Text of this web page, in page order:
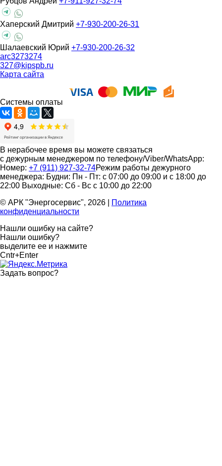
Хаперский Дмитрий +7-930-200-26-31
Шалаевский Юрий +7-930-200-26-32
arc3273274
327@kipspb.ru
Карта сайта
Системы оплаты
В нерабочее время вы можете связаться
с дежурным менеджером по телефону/Viber/WhatsApp:
Номер: +7 (911) 927-32-74Режим работы дежурного
менеджера: Будни: Пн - Пт: с 07:00 до 09:00 и с 18:00 до
22:00 Выходные: Сб - Вс с 10:00 до 22:00
© АРК "Энергосервис", 2026
Политика
конфиденциальности
Нашли ошибку на сайте?
Нашли ошибку?
выделите ее и нажмите
Cntr+Enter
Задать вопрос?